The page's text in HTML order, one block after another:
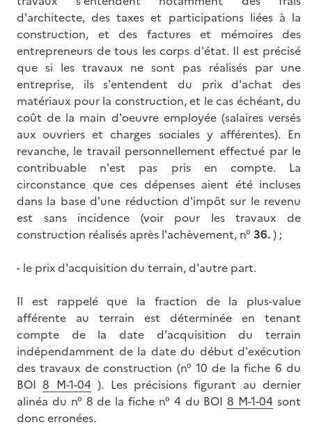
d'architecte, des taxes et participations liées à la
construction, et des factures et mémoires des
entrepreneurs de tous les corps d'état. Il est précisé
que si les travaux ne sont pas réalisés par une
entreprise, ils s'entendent du prix d'achat des
matériaux pour la construction, et le cas échéant, du
coût de la main d'oeuvre employée (salaires versés
aux ouvriers et charges sociales y afférentes). En
revanche, le travail personnellement effectué par le
contribuable n'est pas pris en compte. La
circonstance que ces dépenses aient été incluses
dans la base d'une réduction d'impôt sur le revenu
est sans incidence (voir pour les travaux de
construction réalisés après l'achèvement, n° 36.) ;
- le prix d'acquisition du terrain, d'autre part.
Il est rappelé que la fraction de la plus-value
afférente au terrain est déterminée en tenant
compte de la date d'acquisition du terrain
indépendamment de la date du début d'exécution
des travaux de construction (n° 10 de la fiche 6 du
BOI8 M-1-04 ). Les précisions figurant au dernier
alinéa du n° 8 de la fiche n° 4 du BOI8 M-1-04 sont
donc erronées.